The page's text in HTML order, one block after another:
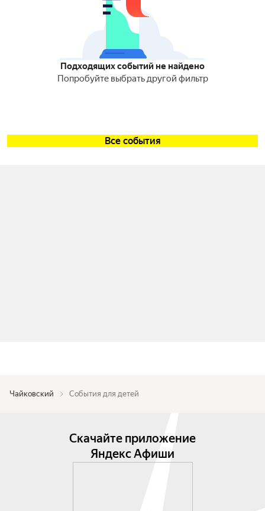
Подходящих событий не найдено
Попробуйте выбрать другой фильтр
Все события
Чайковский События для детей
Скачайте приложение
Яндекс Афиши